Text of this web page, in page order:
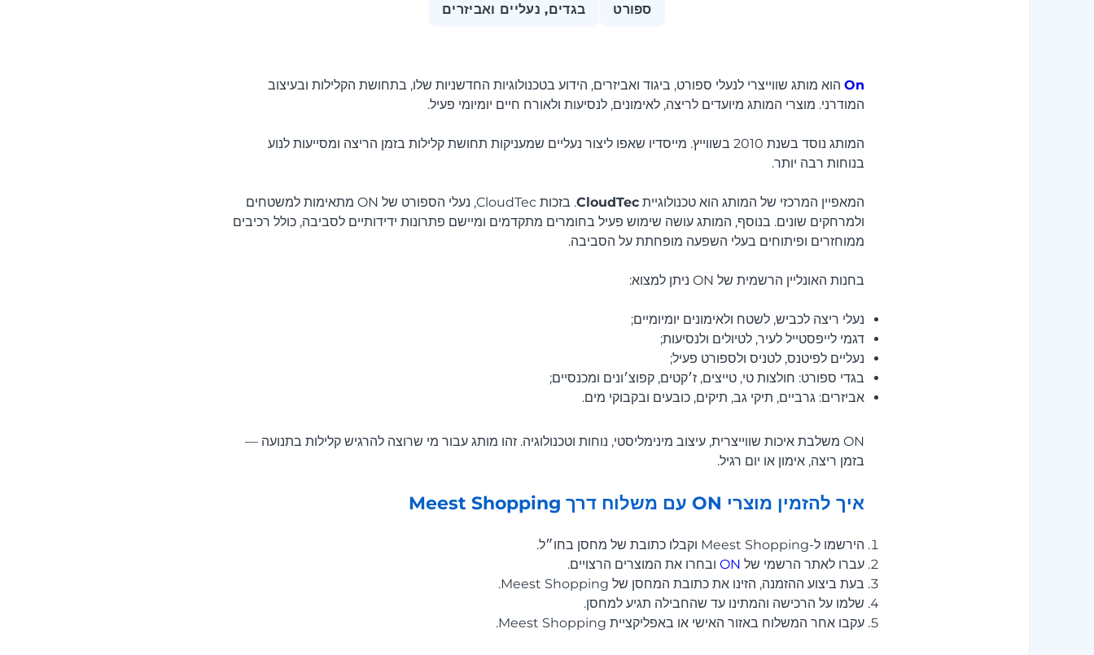
בגדים, נעליים ואביזרים ספורט
On הוא מותג שווייצרי לנעלי ספורט, ביגוד ואביזרים, הידוע בטכנולוגיות החדשניות שלו, בתחושת הקלילות ובעיצוב
המודרני. מוצרי המותג מיועדים לריצה, לאימונים, לנסיעות ולאורח חיים יומיומי פעיל.
המותג נוסד בשנת 2010 בשווייץ. מייסדיו שאפו ליצור נעליים שמעניקות תחושת קלילות בזמן הריצה ומסייעות לנוע
בנוחות רבה יותר.
המאפיין המרכזי של המותג הוא טכנולוגיית CloudTec
. בזכות CloudTec, נעלי הספורט של ON מתאימות למשטחים
ולמרחקים שונים. בנוסף, המותג עושה שימוש פעיל בחומרים מתקדמים ומיישם פתרונות ידידותיים לסביבה, כולל רכיבים
ממוחזרים ופיתוחים בעלי השפעה מופחתת על הסביבה.
בחנות האונליין הרשמית של ON ניתן למצוא:
נעלי ריצה לכביש, לשטח ולאימונים יומיומיים;
דגמי לייפסטייל לעיר, לטיולים ולנסיעות;
נעליים לפיטנס, לטניס ולספורט פעיל;
בגדי ספורט: חולצות טי, טייצים, ז׳קטים, קפוצ׳ונים ומכנסיים;
אביזרים: גרביים, תיקי גב, תיקים, כובעים ובקבוקי מים.
ON משלבת איכות שווייצרית, עיצוב מינימליסטי, נוחות וטכנולוגיה. זהו מותג עבור מי שרוצה להרגיש קלילות בתנועה —
בזמן ריצה, אימון או יום רגיל.
איך להזמין מוצרי ON עם משלוח דרך Meest Shopping
הירשמו ל-Meest Shopping וקבלו כתובת של מחסן בחו״ל.
עברו לאתר הרשמי של ON ובחרו את המוצרים הרצויים.
בעת ביצוע ההזמנה, הזינו את כתובת המחסן של Meest Shopping.
שלמו על הרכישה והמתינו עד שהחבילה תגיע למחסן.
עקבו אחר המשלוח באזור האישי או באפליקציית Meest Shopping.